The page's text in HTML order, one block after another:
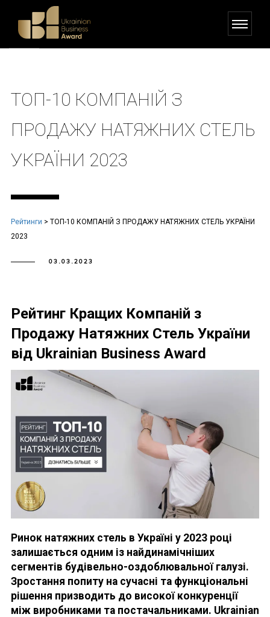
ТОП-10 КОМПАНІЙ З
ПРОДАЖУ НАТЯЖНИХ СТЕЛЬ
УКРАЇНИ 2023
Рейтинги > ТОП-10 КОМПАНІЙ З ПРОДАЖУ НАТЯЖНИХ СТЕЛЬ УКРАЇНИ
2023
03.03.2023
Рейтинг Кращих Компаній з
Продажу Натяжних Стель України
від Ukrainian Business Award
Ринок натяжних стель в Україні у 2023 році
залишається одним із найдинамічніших
сегментів будівельно-оздоблювальної галузі.
Зростання попиту на сучасні та функціональні
рішення призводить до високої конкуренції
між виробниками та постачальниками. Ukrainian